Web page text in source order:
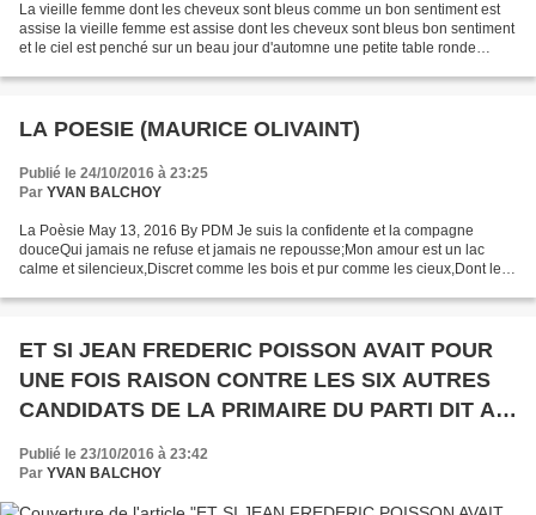
La vieille femme dont les cheveux sont bleus comme un bon sentiment est
assise la vieille femme est assise dont les cheveux sont bleus bon sentiment
et le ciel est penché sur un beau jour d'automne une petite table ronde
LA POESIE (MAURICE OLIVAINT)
Publié le 24/10/2016 à 23:25
Par YVAN BALCHOY
La Poèsie May 13, 2016 By PDM Je suis la confidente et la compagne
douceQui jamais ne refuse et jamais ne repousse;Mon amour est un lac
calme et silencieux,Discret comme les bois et pur comme les cieux,Dont les
ET SI JEAN FREDERIC POISSON AVAIT POUR
UNE FOIS RAISON CONTRE LES SIX AUTRES
CANDIDATS DE LA PRIMAIRE DU PARTI DIT A
TORT REPUBLICAIN
Publié le 23/10/2016 à 23:42
Par YVAN BALCHOY